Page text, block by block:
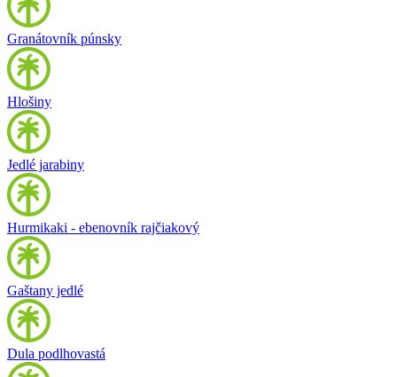
Granátovník púnsky
Hlošiny
Jedlé jarabiny
Hurmikaki - ebenovník rajčiakový
Gaštany jedlé
Dula podlhovastá